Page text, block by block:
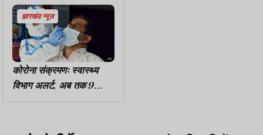
झारखंड न्यूज़
कोरोना संक्रमणः स्वास्थ्य
विभाग अलर्ट, अब तक 9
पॉजिटिव मिले, मास्क अनिवार्य